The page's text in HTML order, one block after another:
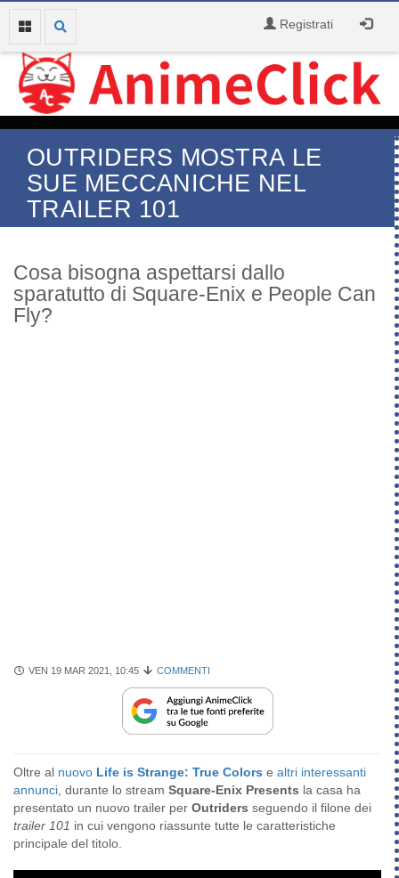
Registrati
OUTRIDERS MOSTRA LE
SUE MECCANICHE NEL
TRAILER 101
Cosa bisogna aspettarsi dallo
sparatutto di Square-Enix e People Can
Fly?
VEN 19 MAR 2021, 10:45 COMMENTI
Oltre al nuovo Life is Strange: True Colors e altri interessanti
annunci, durante lo stream Square-Enix Presents la casa ha
presentato un nuovo trailer per Outriders seguendo il filone dei
trailer 101 in cui vengono riassunte tutte le caratteristiche
principale del titolo.